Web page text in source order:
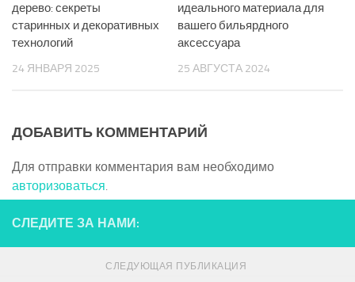
дерево: секреты
старинных и декоративных
технологий
24 ЯНВАРЯ 2025
идеального материала для
вашего бильярдного
аксессуара
25 АВГУСТА 2024
ДОБАВИТЬ КОММЕНТАРИЙ
Для отправки комментария вам необходимо
авторизоваться.
СЛЕДИТЕ ЗА НАМИ:
СЛЕДУЮЩАЯ ПУБЛИКАЦИЯ